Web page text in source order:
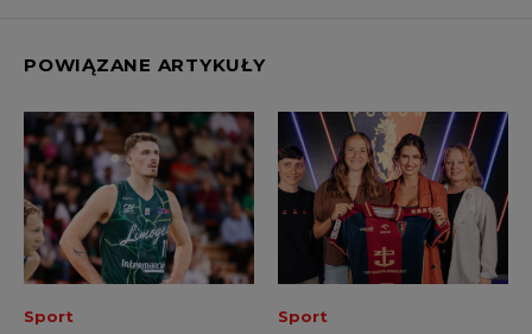
POWIĄZANE ARTYKUŁY
Sport Sport